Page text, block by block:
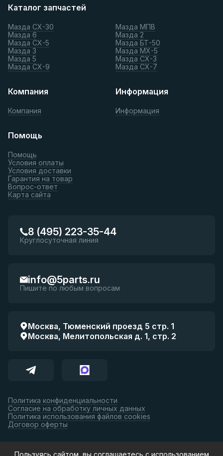
Каталог запчастей
Мазда СХ-30
Мазда 6
Мазда СХ-5
Мазда 3
Мазда 5
Мазда СХ-9
Мазда МПВ
Мазда 2
Мазда БТ-50
Мазда МХ-5
Мазда СХ-3
Мазда СХ-7
Компания
Компания
Информация
Информация
Помощь
Помощь
Условия оплаты
Условия доставки
Гарантия на товар
Вопрос-ответ
Карта сайта
8 (495) 223-35-44
Круглосуточная линия
info@5parts.ru
Пишите по любым вопросам
Москва, Тюменский проезд 5 стр. 1
Москва, Мелитопольская д. 1, стр. 2
Политика конфиденциальности
Согласие на обработку личных данных
Политика использования файлов cookies
Договор оферты
Принимаем к оплате:
Пользуясь сайтом, вы соглашаетесь с использованием